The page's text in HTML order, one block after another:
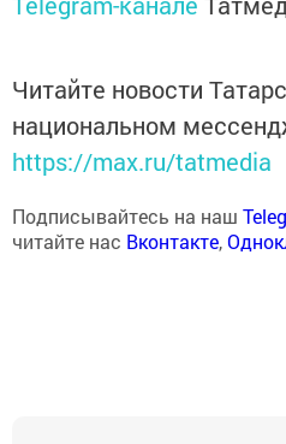
Читайте новости
национальном
https://max.ru/tatmedia
Подписывайтесь на наш
читайте нас Вконтакте,